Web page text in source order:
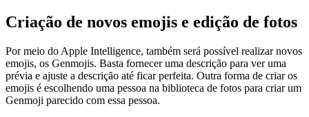
Criação de novos emojis e edição de fotos
Por meio do Apple Intelligence, também será possível realizar novos
emojis, os Genmojis. Basta fornecer uma descrição para ver uma
prévia e ajuste a descrição até ficar perfeita. Outra forma de criar os
emojis é escolhendo uma pessoa na biblioteca de fotos para criar um
Genmoji parecido com essa pessoa.